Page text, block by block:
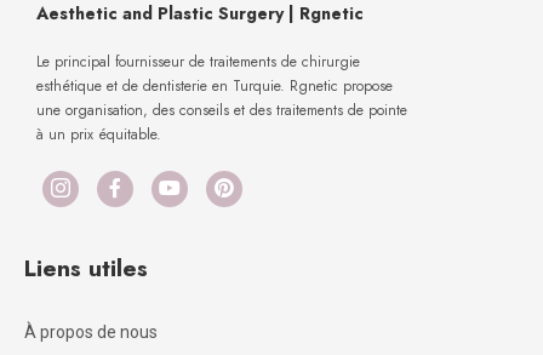
Aesthetic and Plastic Surgery | Rgnetic
Le principal fournisseur de traitements de chirurgie
esthétique et de dentisterie en Turquie. Rgnetic propose
une organisation, des conseils et des traitements de pointe
à un prix équitable.
Liens utiles
À propos de nous